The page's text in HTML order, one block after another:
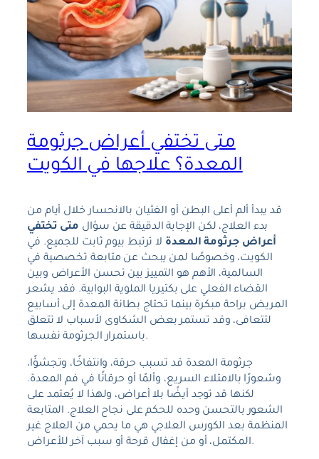
متى تختفي أعراض جرثومة
المعدة؟ علاجها في الكويت
قد يبدأ ألم أعلى البطن أو الغثيان بالانحسار خلال أيام من
بدء العلاج، لكن الإجابة الدقيقة عن سؤال متى تختفي
أعراض جرثومة المعدة لا ترتبط بيوم ثابت للجميع. في
الكويت، وخصوصًا لمن يبحث عن متابعة تخصصية في
السالمية، الأهم هو التمييز بين تحسن الأعراض وبين
القضاء الفعلي على بكتيريا الملوية البوابية. فقد يشعر
المريض براحة مبكرة بينما تحتاج بطانة المعدة إلى أسابيع
لتتعافى، وقد تستمر بعض الشكاوى لأسباب لا تتعلق
باستمرار الجرثومة نفسها.
جرثومة المعدة قد تسبب حرقة، وانتفاخًا، وتجشؤًا،
وشعورًا بالامتلاء السريع، وألمًا أو حرقانًا في فم المعدة.
لكنها قد توجد أيضًا بلا أعراض، ولهذا لا يُعتمد على
الشعور بالتحسن وحده للحكم على نجاح العلاج. المتابعة
المنظمة بعد الكورس العلاجي هي ما يحمي من العلاج غير
المكتمل، أو من إغفال قرحة أو سبب آخر للأعراض.